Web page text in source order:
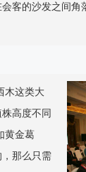
客的沙发之间
木这类大
高度不同
黄金葛
那么只需